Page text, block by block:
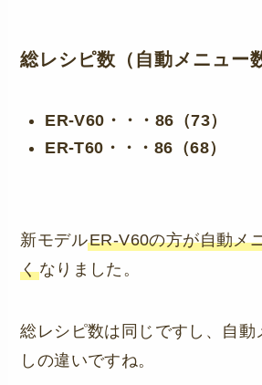
総レシピ数（自動メニュー
ER-V60・・・86（73）
ER-T60・・・86（68）
新モデルER-V60の方が自動メ
くなりました。
総レシピ数は同じですし、自動
しの違いですね。